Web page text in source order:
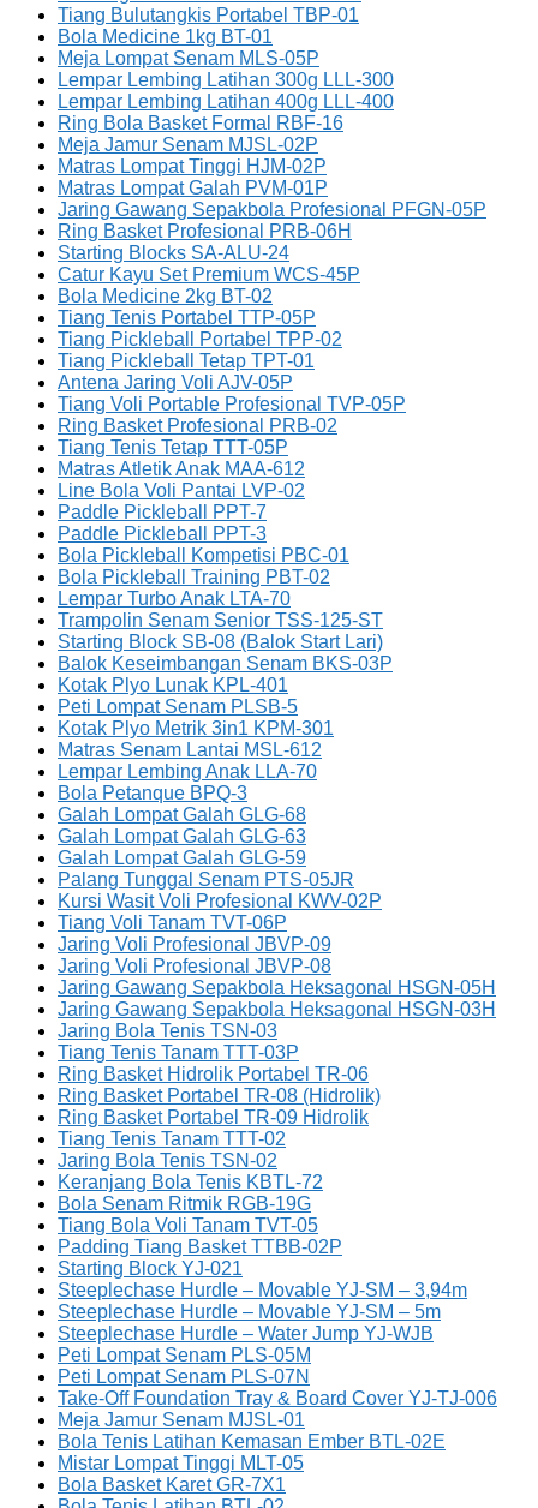
Tiang Bulutangkis Portabel TBP-01
Bola Medicine 1kg BT-01
Meja Lompat Senam MLS-05P
Lempar Lembing Latihan 300g LLL-300
Lempar Lembing Latihan 400g LLL-400
Ring Bola Basket Formal RBF-16
Meja Jamur Senam MJSL-02P
Matras Lompat Tinggi HJM-02P
Matras Lompat Galah PVM-01P
Jaring Gawang Sepakbola Profesional PFGN-05P
Ring Basket Profesional PRB-06H
Starting Blocks SA-ALU-24
Catur Kayu Set Premium WCS-45P
Bola Medicine 2kg BT-02
Tiang Tenis Portabel TTP-05P
Tiang Pickleball Portabel TPP-02
Tiang Pickleball Tetap TPT-01
Antena Jaring Voli AJV-05P
Tiang Voli Portable Profesional TVP-05P
Ring Basket Profesional PRB-02
Tiang Tenis Tetap TTT-05P
Matras Atletik Anak MAA-612
Line Bola Voli Pantai LVP-02
Paddle Pickleball PPT-7
Paddle Pickleball PPT-3
Bola Pickleball Kompetisi PBC-01
Bola Pickleball Training PBT-02
Lempar Turbo Anak LTA-70
Trampolin Senam Senior TSS-125-ST
Starting Block SB-08 (Balok Start Lari)
Balok Keseimbangan Senam BKS-03P
Kotak Plyo Lunak KPL-401
Peti Lompat Senam PLSB-5
Kotak Plyo Metrik 3in1 KPM-301
Matras Senam Lantai MSL-612
Lempar Lembing Anak LLA-70
Bola Petanque BPQ-3
Galah Lompat Galah GLG-68
Galah Lompat Galah GLG-63
Galah Lompat Galah GLG-59
Palang Tunggal Senam PTS-05JR
Kursi Wasit Voli Profesional KWV-02P
Tiang Voli Tanam TVT-06P
Jaring Voli Profesional JBVP-09
Jaring Voli Profesional JBVP-08
Jaring Gawang Sepakbola Heksagonal HSGN-05H
Jaring Gawang Sepakbola Heksagonal HSGN-03H
Jaring Bola Tenis TSN-03
Tiang Tenis Tanam TTT-03P
Ring Basket Hidrolik Portabel TR-06
Ring Basket Portabel TR-08 (Hidrolik)
Ring Basket Portabel TR-09 Hidrolik
Tiang Tenis Tanam TTT-02
Jaring Bola Tenis TSN-02
Keranjang Bola Tenis KBTL-72
Bola Senam Ritmik RGB-19G
Tiang Bola Voli Tanam TVT-05
Padding Tiang Basket TTBB-02P
Starting Block YJ-021
Steeplechase Hurdle – Movable YJ-SM – 3,94m
Steeplechase Hurdle – Movable YJ-SM – 5m
Steeplechase Hurdle – Water Jump YJ-WJB
Peti Lompat Senam PLS-05M
Peti Lompat Senam PLS-07N
Take-Off Foundation Tray & Board Cover YJ-TJ-006
Meja Jamur Senam MJSL-01
Bola Tenis Latihan Kemasan Ember BTL-02E
Mistar Lompat Tinggi MLT-05
Bola Basket Karet GR-7X1